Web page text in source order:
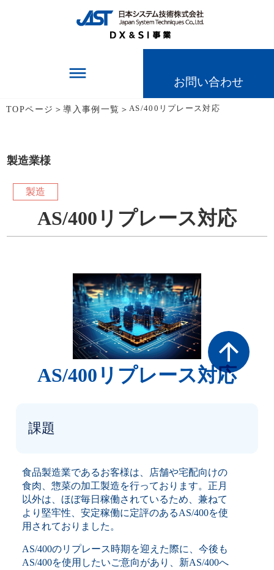
arrow_upward
TOPページ ＞導入事例一覧 ＞AS/400リプレース対応
dehaze お問い合わせ
製造業様
製造
AS/400リプレース対応
AS/400リプレース対応
課題
食品製造業であるお客様は、店舗や宅配向けの
食肉、惣菜の加工製造を行っております。正月
以外は、ほぼ毎日稼働されているため、兼ねて
より堅牢性、安定稼働に定評のあるAS/400を使
用されておりました。
AS/400のリプレース時期を迎えた際に、今後も
AS/400を使用したいご意向があり、新AS/400へ